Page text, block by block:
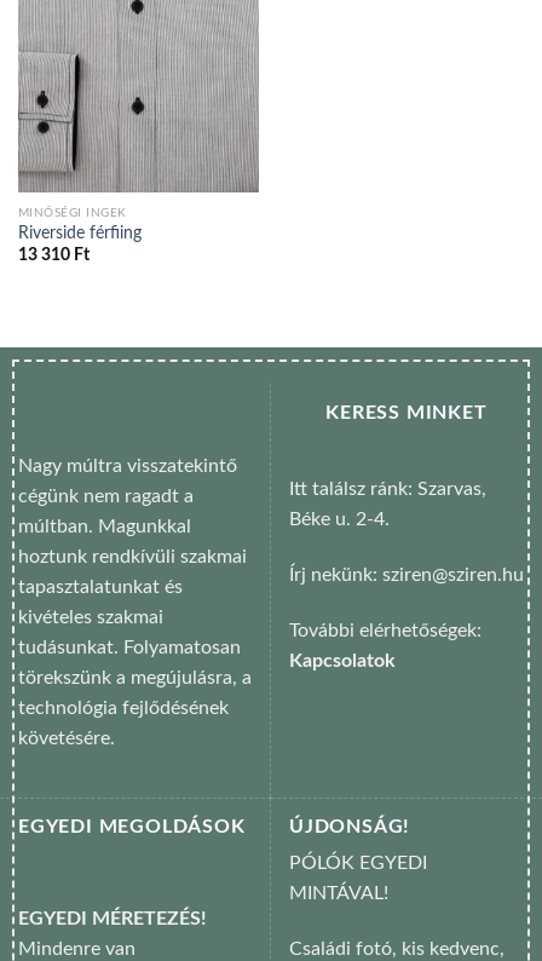
MINŐSÉGI INGEK
Riverside férfiing
13 310 Ft
Nagy múltra visszatekintő
cégünk nem ragadt a
múltban. Magunkkal
hoztunk rendkívüli szakmai
tapasztalatunkat és
kivételes szakmai
tudásunkat. Folyamatosan
törekszünk a megújulásra, a
technológia fejlődésének
követésére.
KERESS MINKET
Itt találsz ránk: Szarvas,
Béke u. 2-4.
Írj nekünk: sziren@sziren.hu
További elérhetőségek:
Kapcsolatok
EGYEDI MEGOLDÁSOK
EGYEDI MÉRETEZÉS!
Mindenre van
ÚJDONSÁG!
PÓLÓK EGYEDI
MINTÁVAL!
Családi fotó, kis kedvenc,